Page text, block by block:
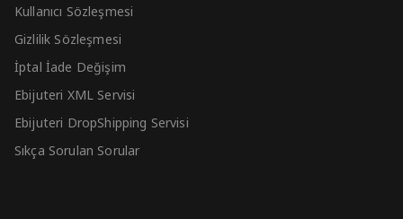
Kullanıcı Sözleşmesi
Gizlilik Sözleşmesi
İptal İade Değişim
Ebijuteri XML Servisi
Ebijuteri DropShipping Servisi
Sıkça Sorulan Sorular